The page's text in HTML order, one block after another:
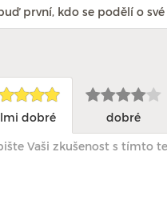
první, kdo se podělí o své
dobré dobré